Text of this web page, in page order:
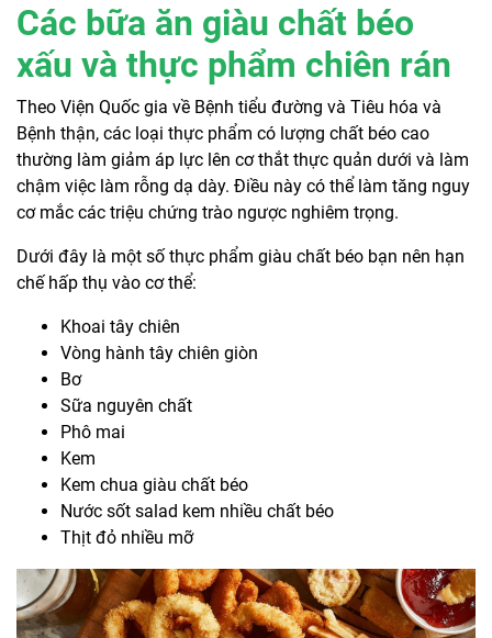
Các bữa ăn giàu chất béo
xấu và thực phẩm chiên rán
Theo Viện Quốc gia về Bệnh tiểu đường và Tiêu hóa và
Bệnh thận, các loại thực phẩm có lượng chất béo cao
thường làm giảm áp lực lên cơ thắt thực quản dưới và làm
chậm việc làm rỗng dạ dày. Điều này có thể làm tăng nguy
cơ mắc các triệu chứng trào ngược nghiêm trọng.
Dưới đây là một số thực phẩm giàu chất béo bạn nên hạn
chế hấp thụ vào cơ thể:
Khoai tây chiên
Vòng hành tây chiên giòn
Bơ
Sữa nguyên chất
Phô mai
Kem
Kem chua giàu chất béo
Nước sốt salad kem nhiều chất béo
Thịt đỏ nhiều mỡ